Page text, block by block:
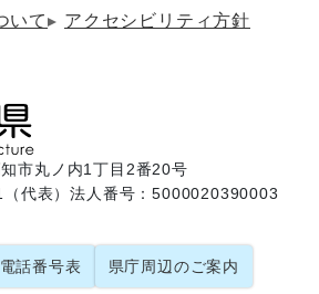
いて
アクセシビリティ方針
市丸ノ内1丁目2番20号
代表）法人番号：5000020390003
電話番号表 県庁周辺のご案内